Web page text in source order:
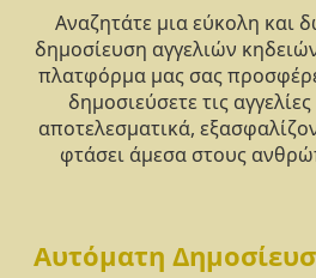
Αναζητάτε μια εύκολη και
δημοσίευση αγγελιών
πλατφόρμα μας σας
δημοσιεύσετε τις
αποτελεσματικά,
φτάσει άμεσα στους
Αυτόματη